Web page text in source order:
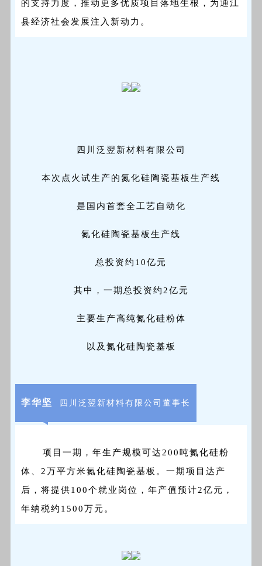
的支持力度，推动更多优质项目落地生根，为通江
县经济社会发展注入新动力。
四川泛翌新材料有限公司
本次点火试生产的氮化硅陶瓷基板生产线
是国内首套全工艺自动化
氮化硅陶瓷基板生产线
总投资约10亿元
其中，一期总投资约2亿元
主要生产高纯氮化硅粉体
以及氮化硅陶瓷基板
李华坚 四川泛翌新材料有限公司董事长
项目一期，年生产规模可达200吨氮化硅粉
体、2万平方米氮化硅陶瓷基板。一期项目达产
后，将提供100个就业岗位，年产值预计2亿元，
年纳税约1500万元。